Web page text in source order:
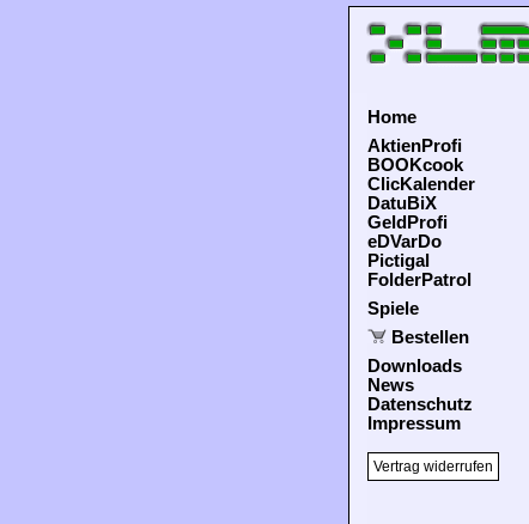
Home
AktienProfi
BOOKcook
ClicKalender
DatuBiX
GeldProfi
eDVarDo
Pictigal
FolderPatrol
Spiele
Bestellen
Downloads
News
Datenschutz
Impressum
Vertrag widerrufen